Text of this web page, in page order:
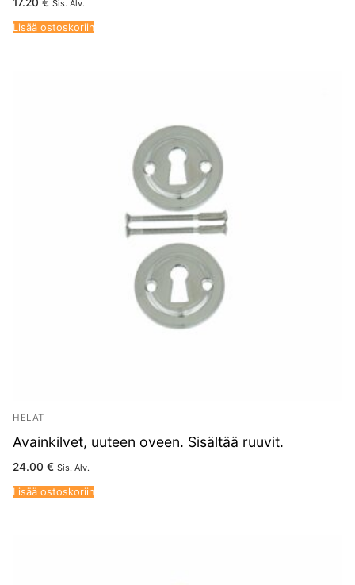
Sis. Alv.
Lisää ostoskoriin
HELAT
Avainkilvet, uuteen oveen. Sisältää ruuvit.
24.00 € Sis. Alv.
Lisää ostoskoriin